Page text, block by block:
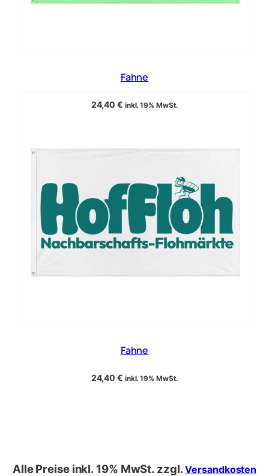
Fahne
24,40€ inkl. 19% MwSt.
Fahne
24,40€ inkl. 19% MwSt.
Alle Preise inkl. 19% MwSt. zzgl.Versandkosten